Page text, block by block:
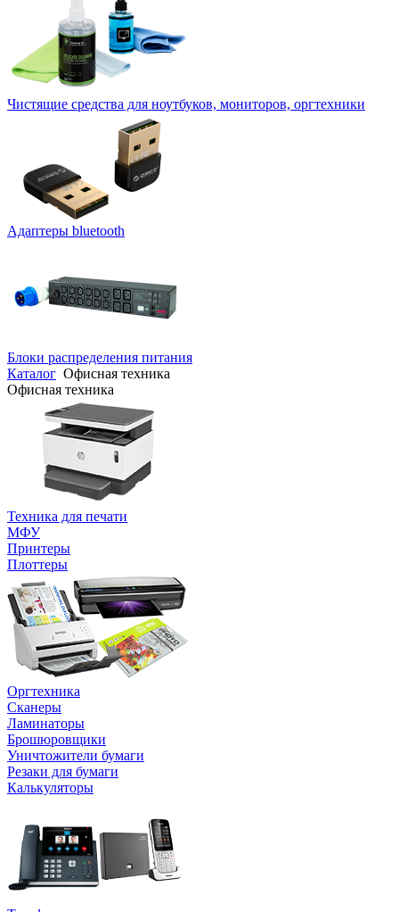
Чистящие средства для ноутбуков, мониторов, оргтехники
Адаптеры bluetooth
Блоки распределения питания
Каталог Офисная техника
Офисная техника
Техника для печати
МФУ
Принтеры
Плоттеры
Оргтехника
Сканеры
Ламинаторы
Брошюровщики
Уничтожители бумаги
Резаки для бумаги
Калькуляторы